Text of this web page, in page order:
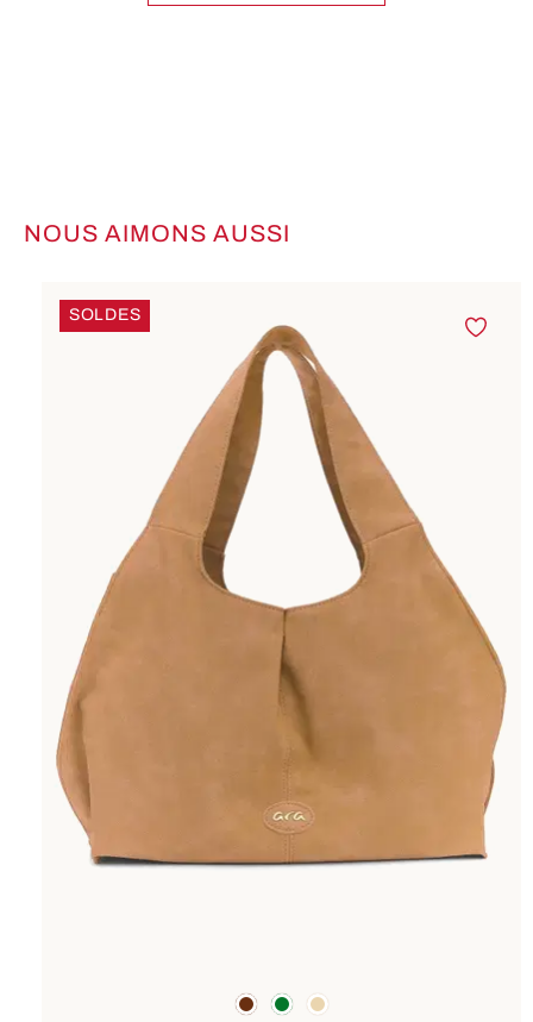
Ignorer la galerie de produits
NOUS AIMONS AUSSI
SOLDES
marron
vert beige